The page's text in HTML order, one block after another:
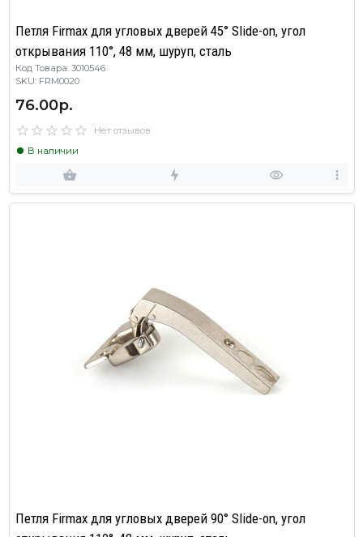
Петля Firmax для угловых дверей 45° Slide-on, угол
открывания 110°, 48 мм, шуруп, сталь
Код Товара: 3010546
SKU: FRM0020
76.00р.
Нет отзывов
В наличии
Петля Firmax для угловых дверей 90° Slide-on, угол